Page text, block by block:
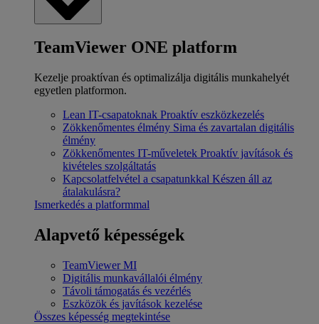
TeamViewer ONE platform
Kezelje proaktívan és optimalizálja digitális munkahelyét
egyetlen platformon.
Lean IT-csapatoknak Proaktív eszközkezelés
Zökkenőmentes élmény Sima és zavartalan digitális
élmény
Zökkenőmentes IT-műveletek Proaktív javítások és
kivételes szolgáltatás
Kapcsolatfelvétel a csapatunkkal Készen áll az
átalakulásra?
Ismerkedés a platformmal
Alapvető képességek
TeamViewer MI
Digitális munkavállalói élmény
Távoli támogatás és vezérlés
Eszközök és javítások kezelése
Összes képesség megtekintése